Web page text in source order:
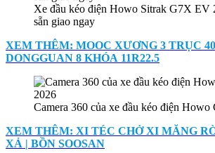
Xe đầu kéo điện Howo Sitrak G7X EV
sẵn giao ngay
XEM THÊM: MOOC XƯƠNG 3 TRỤC
DONGGUAN 8 KHÓA 11R22.5
Camera 360 của xe đầu kéo điện
XEM THÊM: XI TÉC CHỞ XI MĂNG
XẢ | BỒN SOOSAN